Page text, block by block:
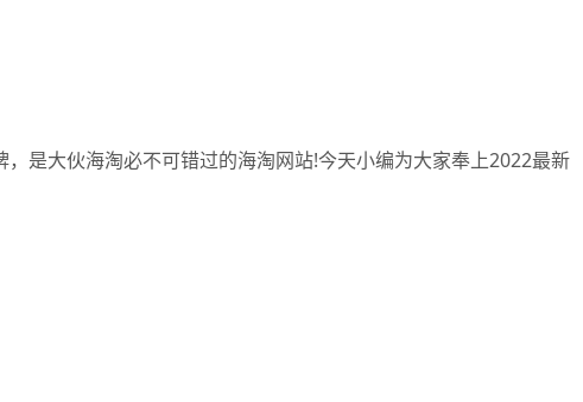
是大伙海淘必不可错过的海淘网站!今天小编为大家奉上2022最新